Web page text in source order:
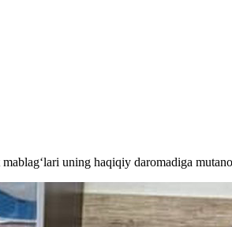
uning haqiqiy daromadiga